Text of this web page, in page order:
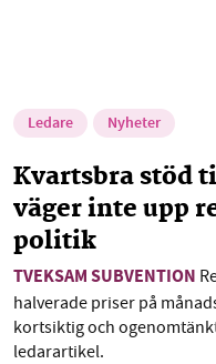
Ledare Nyheter
Kvartsbra
väger inte upp
politik
TVEKSAM SUBVENTION
halverade priser på
kortsiktig och
ledarartikel.